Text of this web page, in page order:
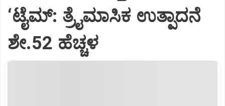
‘ಟೈಮ್: ತ್ರೈಮಾಸಿಕ ಉತ್ಪಾದನೆ
ಶೇ.52 ಹೆಚ್ಚಳ